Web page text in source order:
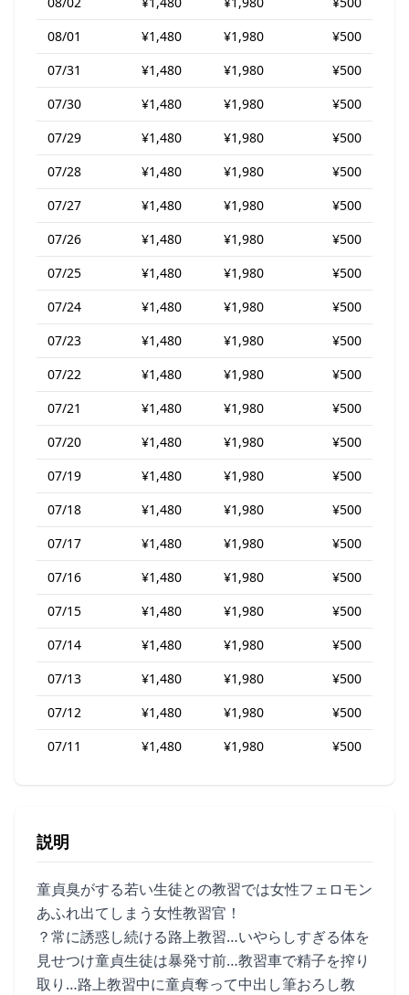
08/01
¥1,480 ¥1,980
¥500
07/31
¥1,480 ¥1,980
¥500
07/30
¥1,480 ¥1,980
¥500
07/29
¥1,480 ¥1,980
¥500
07/28
¥1,480 ¥1,980
¥500
07/27
¥1,480 ¥1,980
¥500
07/26
¥1,480 ¥1,980
¥500
07/25
¥1,480 ¥1,980
¥500
07/24
¥1,480 ¥1,980
¥500
07/23
¥1,480 ¥1,980
¥500
07/22
¥1,480 ¥1,980
¥500
07/21
¥1,480 ¥1,980
¥500
07/20
¥1,480 ¥1,980
¥500
07/19
¥1,480 ¥1,980
¥500
07/18
¥1,480 ¥1,980
¥500
07/17
¥1,480 ¥1,980
¥500
07/16
¥1,480 ¥1,980
¥500
07/15
¥1,480 ¥1,980
¥500
07/14
¥1,480 ¥1,980
¥500
07/13
¥1,480 ¥1,980
¥500
07/12
¥1,480 ¥1,980
¥500
07/11
¥1,480 ¥1,980 ¥500
説明
童貞臭がする若い生徒との教習では女性フェロモン
あふれ出てしまう女性教習官！
？常に誘惑し続ける路上教習…いやらしすぎる体を
見せつけ童貞生徒は暴発寸前…教習車で精子を搾り
取り…路上教習中に童貞奪って中出し筆おろし教